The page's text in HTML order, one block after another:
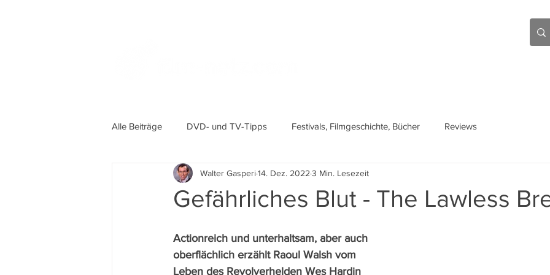
Alle Beiträge DVD- und TV-Tipps Festivals, Filmgeschichte, Bücher Reviews
Gefährliches Blut - The Lawless
Walter Gasperi14. Dez. 2022 3 Min. Lesezeit
Actionreich und unterhaltsam, aber auch
oberflächlich erzählt Raoul Walsh vom
Leben des Revolverhelden Wes Hardin